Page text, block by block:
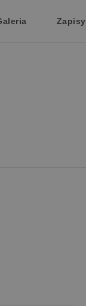
Zapisy